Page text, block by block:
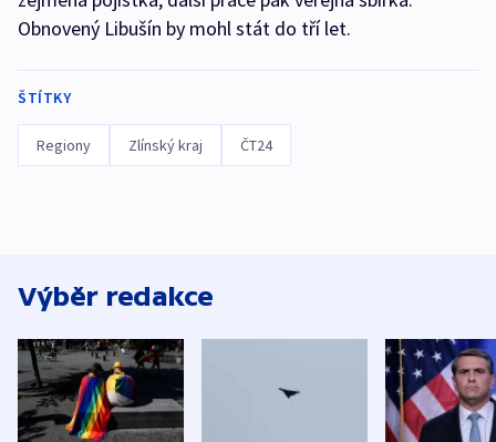
Obnovený Libušín by mohl stát do tří let.
ŠTÍTKY
Regiony Zlínský kraj ČT24
Výběr redakce